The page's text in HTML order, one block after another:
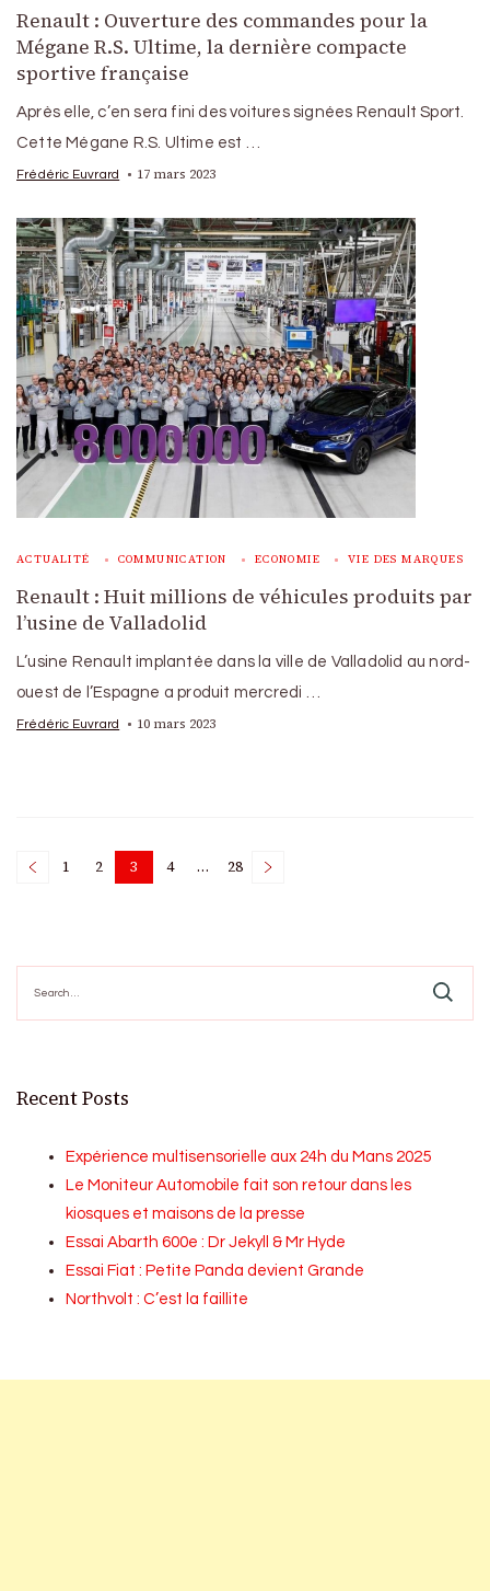
Renault : Ouverture des commandes pour la
Mégane R.S. Ultime, la dernière compacte
sportive française
Après elle, c’en sera fini des voitures signées Renault Sport.
Cette Mégane R.S. Ultime est …
Frédéric Euvrard 17 mars 2023
ACTUALITÉ COMMUNICATION ECONOMIE VIE DES MARQUES
Renault : Huit millions de véhicules produits par
l’usine de Valladolid
L’usine Renault implantée dans la ville de Valladolid au nord-
ouest de l’Espagne a produit mercredi …
Frédéric Euvrard 10 mars 2023
Posts
Page
1 Page
2 Page
3 Page
4 … Page
28
for:
Recent Posts
Expérience multisensorielle aux 24h du Mans 2025
Le Moniteur Automobile fait son retour dans les
kiosques et maisons de la presse
Essai Abarth 600e : Dr Jekyll & Mr Hyde
Essai Fiat : Petite Panda devient Grande
Northvolt : C’est la faillite